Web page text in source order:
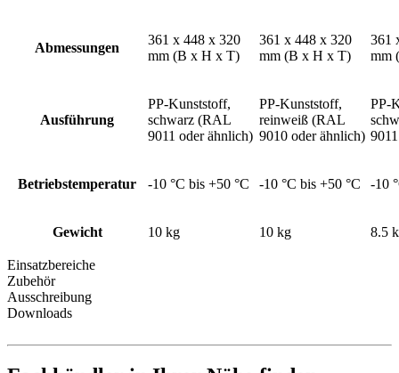
Abmessungen
361 x 448 x 320
mm (B x H x T)
361 x 448 x 320
mm (B x H x T)
361
mm
Ausführung
PP-Kunststoff,
schwarz (RAL
9011 oder ähnlich)
PP-Kunststoff,
reinweiß (RAL
9010 oder ähnlich)
PP-
Betriebstemperatur -10 °C bis +50 °C -10 °C bis +50 °C -10
Gewicht 10 kg 10 kg 8.5
Einsatzbereiche
Zubehör
Ausschreibung
Downloads